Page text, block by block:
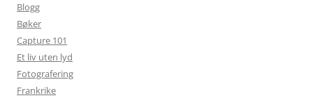
Blogg
Bøker
Capture 101
Et liv uten lyd
Fotografering
Frankrike